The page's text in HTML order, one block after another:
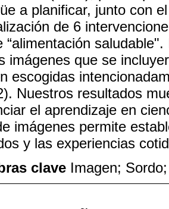
a planificar, junto con
de 6
“alimentación
imágenes que se
escogidas
Nuestros resultados
el aprendizaje en
imágenes permite
y las experiencias
clave Imagen;